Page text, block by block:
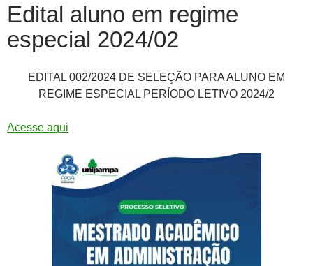
Edital aluno em regime
especial 2024/02
EDITAL 002/2024 DE SELEÇÃO PARA ALUNO EM
REGIME ESPECIAL PERÍODO LETIVO 2024/2
Acesse aqui